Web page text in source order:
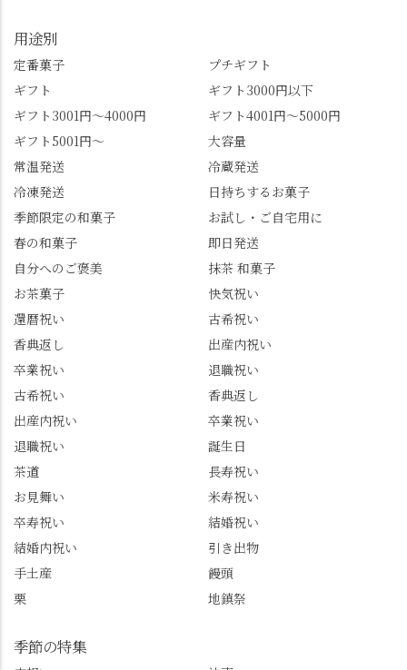
すめ品ばかりです。よ
かったらぜひこの機会
北川🍡 住所 長岡京市う
ぐいす台1-3 TEL 075-
954-0400 営業時間 10:00
@mizuha_kitagawa #セン
ス長岡京 #SENSE長岡
京公式アンバサダー #み
ずは北川 私のアカウン
グルメをメインに発
信。お店選びの参考な
どにご利用いただける
の情報を詳しく知りた
い人は、下記アカウン
トもあわせてチェック
@sense_nagaokakyo 長岡
京市観光協会
@nagaokakyo_tourism ふ
@furufuru_nagaokakyo
物価の値上がりが激し
景、もっと知られてほ
しい！ 🍋締めは「みず
話題のレモンわらび餅
と、夏季限定・竹筒入
り水ようかん「清竹」
んな大満足の笑顔😋 さ
らに日高さんから、な
かの邸の珈琲パックと
小倉山荘のお菓子のサ
で🎁最後の最後まで"お
もてなし"の心を教えて
いただきました。 プロ
ドライバーならではの
ルート取り、駐車場事
情、お客様を飽きさせ
ない語り口…。楽しみ
ながら学びっぱなしの
のガイド活動にしっか
り活かしていきます💪
西山、ほんまにええと
こです。次はあなたを
🚕✨ #京都西山旅感 #京
都西山 #おもてなしタク
用途別
定番菓子
プチギフト
ギフト
ギフト3000円以下
ギフト3001円～4000円
ギフト4001円～5000円
ギフト5001円～
大容量
常温発送
冷蔵発送
冷凍発送
日持ちするお菓子
季節限定の和菓子
お試し・ご自宅用に
春の和菓子
即日発送
自分へのご褒美
抹茶 和菓子
お茶菓子
快気祝い
還暦祝い
古希祝い
香典返し
出産内祝い
卒業祝い
退職祝い
古希祝い
香典返し
出産内祝い
卒業祝い
退職祝い
誕生日
茶道
長寿祝い
お見舞い
米寿祝い
卒寿祝い
結婚祝い
結婚内祝い
引き出物
手土産
饅頭
栗
地鎮祭
季節の特集